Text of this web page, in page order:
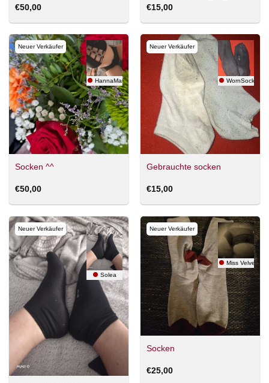
€50,00
€15,00
Neuer Verkäufer
HannaMarie
Socken ^^
€50,00
Neuer Verkäufer
Gebrauchte socken
€15,00
Neuer Verkäufer
Solea
Neuer Verkäufer
Miss Velvet
Socken
€25,00